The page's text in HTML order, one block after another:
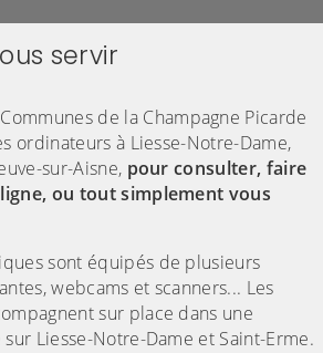
servir
de la Champagne Picarde
ordinateurs à Liesse-Notre-Dame,
sur-Aisne, pour consulter, faire
ou tout simplement vous
sont équipés de plusieurs
webcams et scanners... Les
sur place dans une
Liesse-Notre-Dame et Saint-Erme.